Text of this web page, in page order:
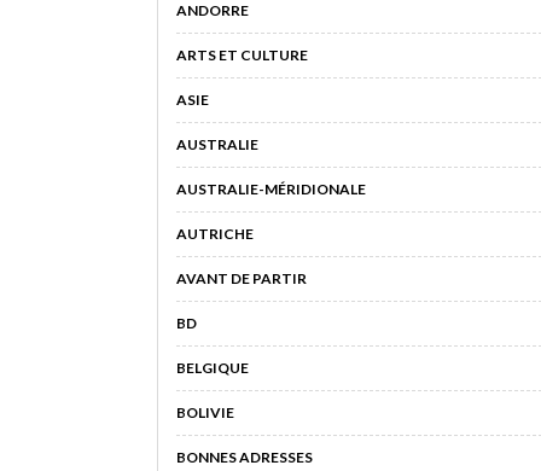
ANDORRE
ARTS ET CULTURE
ASIE
AUSTRALIE
AUSTRALIE-MÉRIDIONALE
AUTRICHE
AVANT DE PARTIR
BD
BELGIQUE
BOLIVIE
BONNES ADRESSES